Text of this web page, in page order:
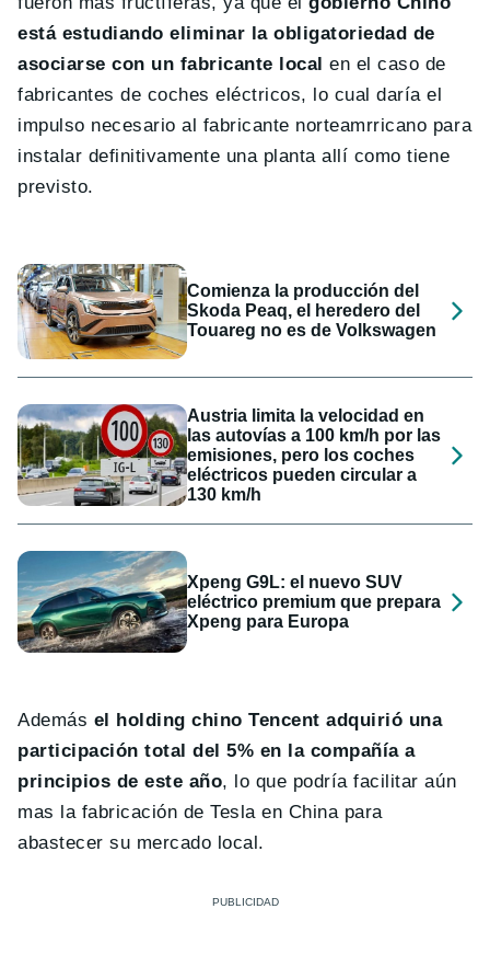
está estudiando eliminar la obligatoriedad de
asociarse con un fabricante local en el caso de
fabricantes de coches eléctricos, lo cual daría el
impulso necesario al fabricante norteamrricano para
instalar definitivamente una planta allí como tiene
previsto.
Comienza la producción del
Skoda Peaq, el heredero del
Touareg no es de Volkswagen
Austria limita la velocidad en
las autovías a 100 km/h por las
emisiones, pero los coches
eléctricos pueden circular a
130 km/h
Xpeng G9L: el nuevo SUV
eléctrico premium que prepara
Xpeng para Europa
Además el holding chino Tencent adquirió una
participación total del 5% en la compañía a
principios de este año, lo que podría facilitar aún
mas la fabricación de Tesla en China para
abastecer su mercado local.